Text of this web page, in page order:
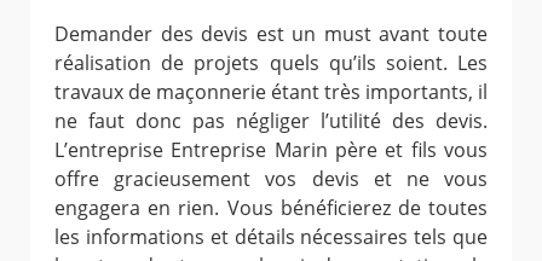
Demander des devis est un must avant toute
réalisation de projets quels qu’ils soient. Les
travaux de maçonnerie étant très importants, il
ne faut donc pas négliger l’utilité des devis.
L’entreprise Entreprise Marin père et fils vous
offre gracieusement vos devis et ne vous
engagera en rien. Vous bénéficierez de toutes
les informations et détails nécessaires tels que